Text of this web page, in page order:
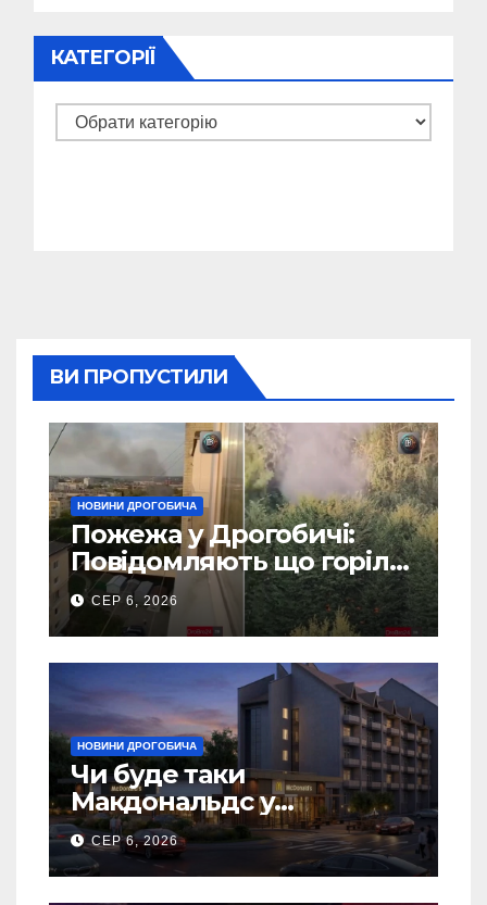
КАТЕГОРІЇ
Категорії
ВИ ПРОПУСТИЛИ
НОВИНИ ДРОГОБИЧА
Пожежа у Дрогобичі:
Повідомляють що горіло
5 гаражів (Відео)
СЕР 6, 2026
НОВИНИ ДРОГОБИЧА
Чи буде таки
Макдональдс у
Дрогобичі? (Фото)
СЕР 6, 2026